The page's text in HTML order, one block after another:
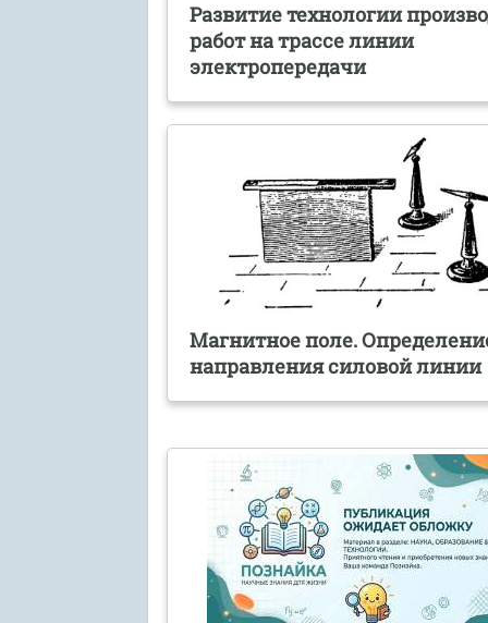
Развитие технологии
работ на трассе линии
электропередачи
Магнитное поле.
направления силовой линии